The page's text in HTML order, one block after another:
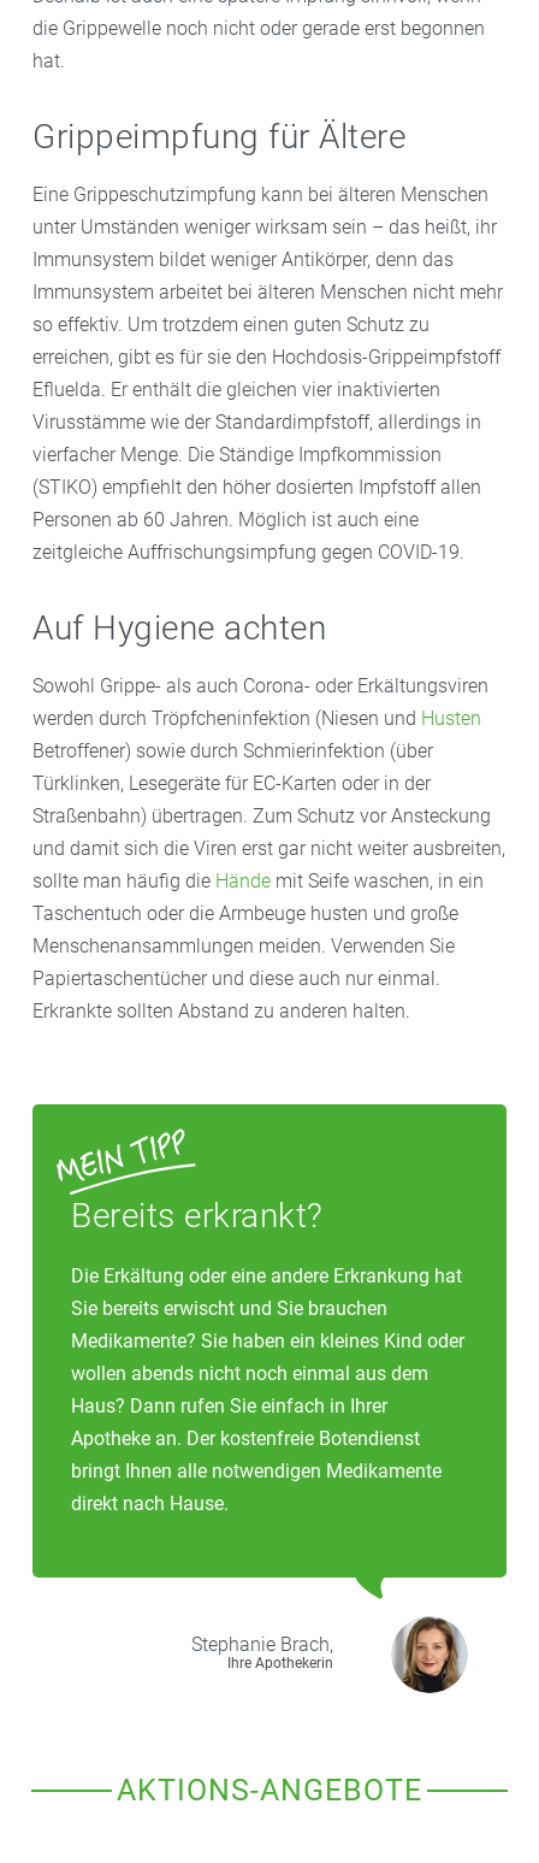
die Grippewelle noch nicht oder gerade erst begonnen
hat.
Grippeimpfung für Ältere
Eine Grippeschutzimpfung kann bei älteren Menschen
unter Umständen weniger wirksam sein – das heißt, ihr
Immunsystem bildet weniger Antikörper, denn das
Immunsystem arbeitet bei älteren Menschen nicht mehr
so effektiv. Um trotzdem einen guten Schutz zu
erreichen, gibt es für sie den Hochdosis-Grippeimpfstoff
Efluelda. Er enthält die gleichen vier inaktivierten
Virusstämme wie der Standardimpfstoff, allerdings in
vierfacher Menge. Die Ständige Impfkommission
(STIKO) empfiehlt den höher dosierten Impfstoff allen
Personen ab 60 Jahren. Möglich ist auch eine
zeitgleiche Auffrischungsimpfung gegen COVID-19.
Auf Hygiene achten
Sowohl Grippe- als auch Corona- oder Erkältungsviren
werden durch Tröpfcheninfektion (Niesen und Husten
Betroffener) sowie durch Schmierinfektion (über
Türklinken, Lesegeräte für EC-Karten oder in der
Straßenbahn) übertragen. Zum Schutz vor Ansteckung
und damit sich die Viren erst gar nicht weiter ausbreiten,
sollte man häufig die Hände mit Seife waschen, in ein
Taschentuch oder die Armbeuge husten und große
Menschenansammlungen meiden. Verwenden Sie
Papiertaschentücher und diese auch nur einmal.
Erkrankte sollten Abstand zu anderen halten.
Bereits erkrankt?
Die Erkältung oder eine andere Erkrankung hat
Sie bereits erwischt und Sie brauchen
Medikamente? Sie haben ein kleines Kind oder
wollen abends nicht noch einmal aus dem
Haus? Dann rufen Sie einfach in Ihrer
Apotheke an. Der kostenfreie Botendienst
bringt Ihnen alle notwendigen Medikamente
direkt nach Hause.
Stephanie Brach,
Ihre Apothekerin
AKTIONS-ANGEBOTE